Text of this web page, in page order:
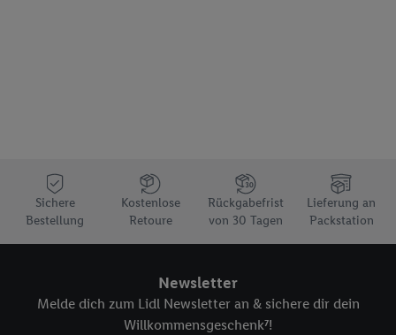
Sichere
Bestellung
Kostenlose
Retoure
Rückgabefrist
von 30 Tagen
Lieferung an
Packstation
Newsletter
Melde dich zum Lidl Newsletter an & sichere dir dein
Willkommensgeschenk⁷!
Generierung von auch mit Daten von anderen Diensten
angereicherten Profilen. Dies umfasst die Zusammenführung
von Daten (z.B. über Ihre Nutzung der Lidl-Dienste, Ihr
Kaufverhalten in den Lidl-Diensten, Informationen aus Ihrem
Standortdaten) auch über verschiedene Endgeräte und Lidl-
Dienste hinweg einschließlich dem Speichern von und/ oder
dem Zugriff auf Informationen auf Ihren Endgeräten zur